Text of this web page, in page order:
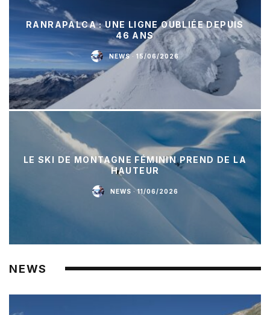
RANRAPALCA : UNE LIGNE OUBLIÉE DEPUIS
46 ANS
NEWS · 15/06/2026
LE SKI DE MONTAGNE FÉMININ PREND DE LA
HAUTEUR
NEWS · 11/06/2026
NEWS